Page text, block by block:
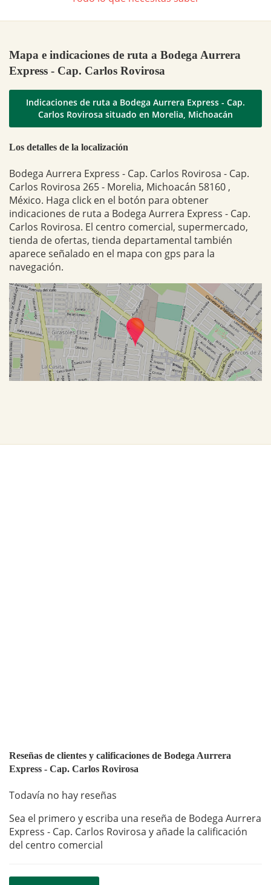
Mapa e indicaciones de ruta a Bodega Aurrera
Express - Cap. Carlos Rovirosa
Indicaciones de ruta a Bodega Aurrera Express - Cap.
Carlos Rovirosa situado en Morelia, Michoacán
Los detalles de la localización
Bodega Aurrera Express - Cap. Carlos Rovirosa - Cap.
Carlos Rovirosa 265 - Morelia, Michoacán 58160 ,
México. Haga click en el botón para obtener
indicaciones de ruta a Bodega Aurrera Express - Cap.
Carlos Rovirosa. El centro comercial, supermercado,
tienda de ofertas, tienda departamental también
aparece señalado en el mapa con gps para la
navegación.
Reseñas de clientes y calificaciones de Bodega Aurrera
Express - Cap. Carlos Rovirosa
Todavía no hay reseñas
Sea el primero y escriba una reseña de Bodega Aurrera
Express - Cap. Carlos Rovirosa y añade la calificación
del centro comercial